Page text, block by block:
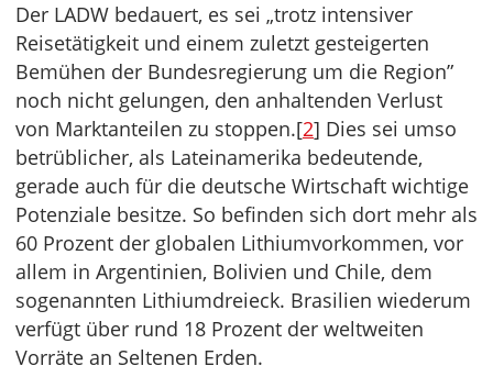
Der LADW bedauert, es sei „trotz intensiver
Reisetätigkeit und einem zuletzt gesteigerten
Bemühen der Bundesregierung um die Region”
noch nicht gelungen, den anhaltenden Verlust
von Marktanteilen zu stoppen.[2] Dies sei umso
betrüblicher, als Lateinamerika bedeutende,
gerade auch für die deutsche Wirtschaft wichtige
Potenziale besitze. So befinden sich dort mehr als
60 Prozent der globalen Lithiumvorkommen, vor
allem in Argentinien, Bolivien und Chile, dem
sogenannten Lithiumdreieck. Brasilien wiederum
verfügt über rund 18 Prozent der weltweiten
Vorräte an Seltenen Erden.